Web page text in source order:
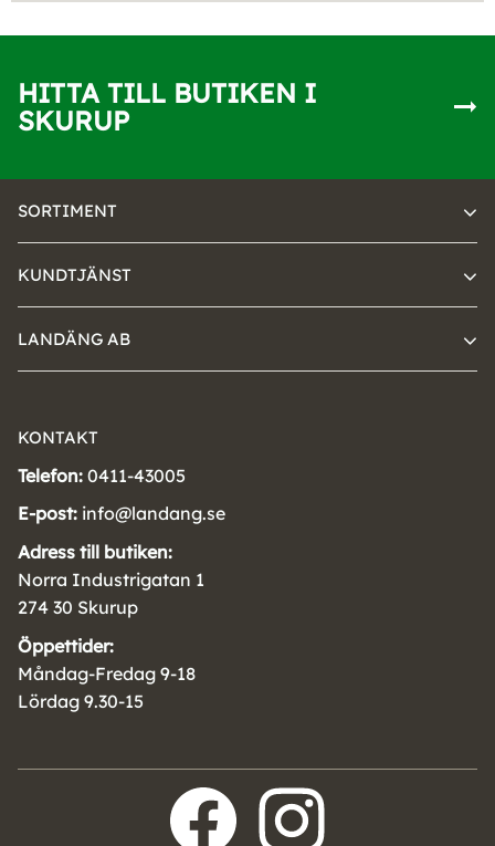
HITTA TILL BUTIKEN I
SKURUP
SORTIMENT
KUNDTJÄNST
LANDÄNG AB
KONTAKT
Telefon: 0411-43005
E-post: info@landang.se
Adress till butiken:
Norra Industrigatan 1
274 30 Skurup
Öppettider:
Måndag-Fredag 9-18
Lördag 9.30-15